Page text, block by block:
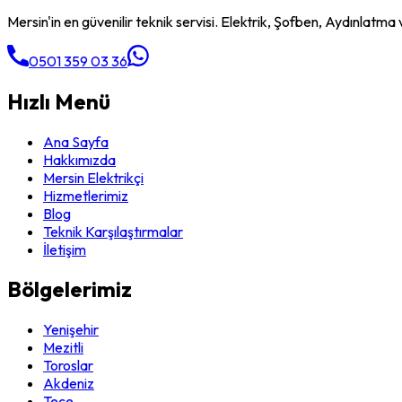
Mersin'in en güvenilir teknik servisi. Elektrik, Şofben, Aydınlatma
0501 359 03 36
Hızlı Menü
Ana Sayfa
Hakkımızda
Mersin Elektrikçi
Hizmetlerimiz
Blog
Teknik Karşılaştırmalar
İletişim
Bölgelerimiz
Yenişehir
Mezitli
Toroslar
Akdeniz